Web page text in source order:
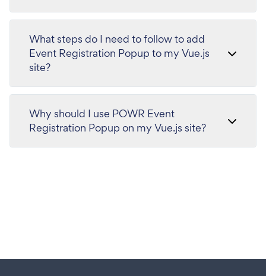
What steps do I need to follow to add
Event Registration Popup to my Vue.js
site?
Why should I use POWR Event
Registration Popup on my Vue.js site?